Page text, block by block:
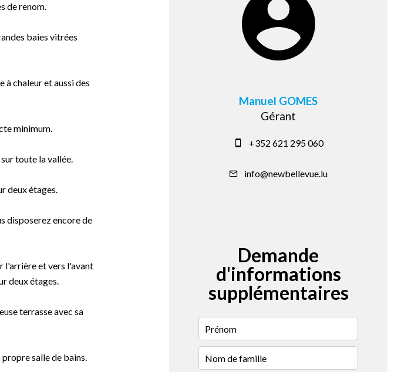
de renom.
baies vitrées
à chaleur et aussi des
minimum.
toute la vallée.
deux étages.
disposerez encore de
l'arrière et vers l'avant
deux étages.
terrasse avec sa
salle de bains.
Manuel GOMES
Gérant
+352 621 295 060
info@newbellevue.lu
Demande
d'informations
supplémentaires